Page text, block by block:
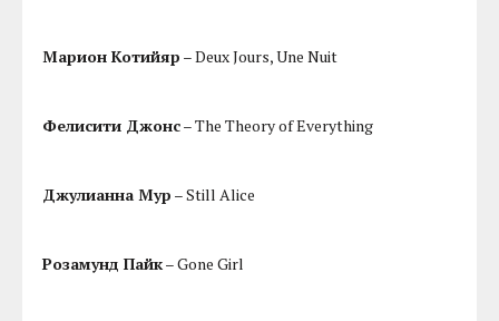
Марион Котийяр – Deux Jours, Une Nuit
Фелисити Джонс– The Theory of Everything
Джулианна Мур – Still Alice
Розамунд Пайк– Gone Girl